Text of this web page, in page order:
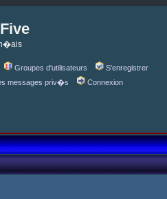
Groupes d'utilisateurs
S'enregistrer
messages priv�s Connexion